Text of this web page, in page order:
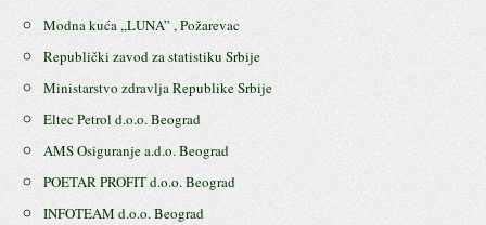
Modna kuća ,,LUNA” , Požarevac
Republički zavod za statistiku Srbije
Ministarstvo zdravlja Republike Srbije
Eltec Petrol d.o.o. Beograd
AMS Osiguranje a.d.o. Beograd
POETAR PROFIT d.o.o. Beograd
INFOTEAM d.o.o. Beograd